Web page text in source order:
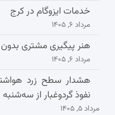
خدمات ایزوگام در کرج
مرداد ۶, ۱۴۰۵
هنر پیگیری مشتری بدون
مرداد ۶, ۱۴۰۵
هشدار سطح زرد
نفوذ گردوغبار از سه‌شنبه
مرداد ۵, ۱۴۰۵